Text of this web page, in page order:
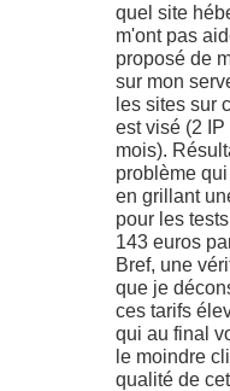
quel site
m'ont pas
proposé de
sur mon
les sites sur
est visé (2
mois).
problème
en grillant
pour les
143 euros
Bref, une
que je
ces tarifs
qui au final
le moindre
qualité de